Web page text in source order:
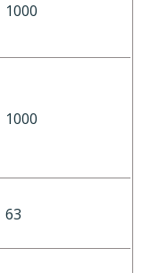
1000
1000
63